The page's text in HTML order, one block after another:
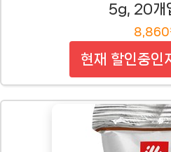
5g, 20개
8,860
현재 할인중인